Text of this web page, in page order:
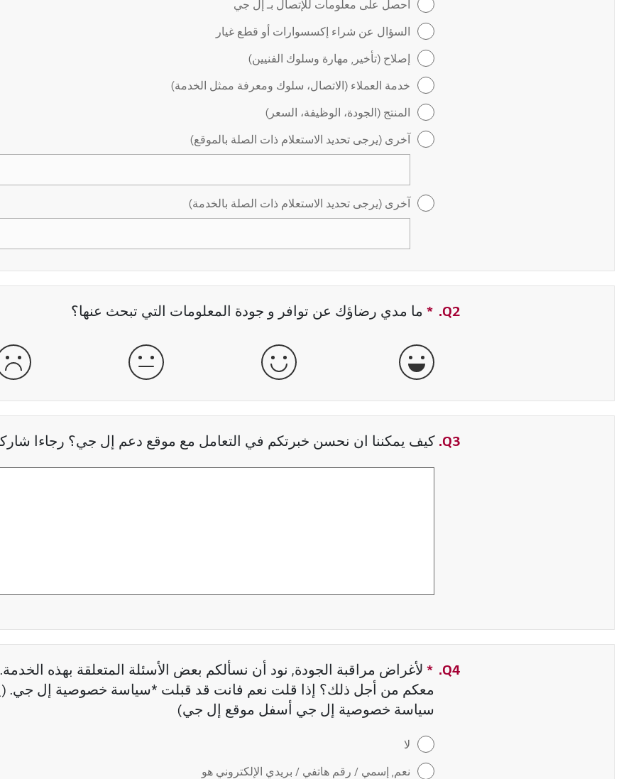
أحصل على معلومات للإتصال بـ إل جي
السؤال عن شراء إكسسوارات أو قطع غيار
إصلاح (تأخير, مهارة وسلوك الفنيين)
خدمة العملاء (الاتصال، سلوك ومعرفة ممثل الخدمة)
المنتج (الجودة، الوظيفة، السعر)
آخرى (يرجى تحديد الاستعلام ذات الصلة بالموقع)
آخرى (يرجى تحديد الاستعلام ذات الصلة بالخدمة)
Q2.
* حقل مطلوب
ما مدي رضاؤك عن توافر و جودة المعلومات التي تبحث عنها؟
جيدة جداً جيدة عادية
Q3. كيف يمكننا ان نحسن خبرتكم في التعامل مع موقع دعم إل جي؟ رجاءا
Q4.
* حقل مطلوب
لأغراض مراقبة الجودة, نود أن نسألكم بعض الأسئلة المتعلقة بهذه
معكم من أجل ذلك؟ إذا قلت نعم فانت قد قبلت *سياسة خصوصية إل جي.
سياسة خصوصية إل جي أسفل موقع إل جي)
لا
نعم, إسمي / رقم هاتفي / بريدي الإلكتروني هو